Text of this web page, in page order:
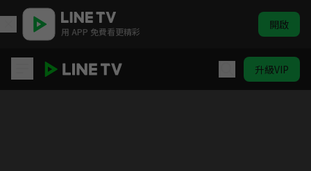
用 APP 免費看更精彩 開啟
升級VIP